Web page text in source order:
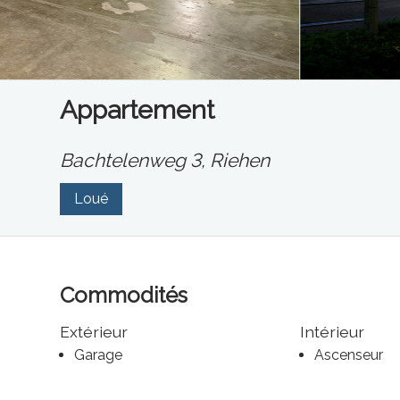
Appartement
Bachtelenweg 3, Riehen
Loué
Commodités
Extérieur
Garage
Intérieur
Ascenseur